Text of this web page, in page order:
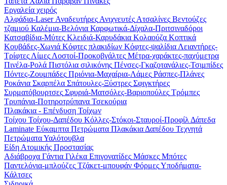
Εργαλεία χειρός
Αλφάδια-Laser Αναδευτήρες Ανιχνευτές Ατσαλίνες Βεντούζες
τζαμιού Καλέμια-Βελόνια Καρφωτικά-Δίχαλα-Πριτσιναδόροι
Κατσαβίδια-Μύτες Κλειδιά-Καρυδάκια Κολαούζα Κοπτικά
Κουβάδες-Χωνιά Κόφτες πλακιδίων Κόφτες-ψαλίδια Λειαντήρες-
Τρίφτες Λίμες Λοστοί-Προκοβγάλτες Μέτρα-χαράκτες-παχύμετρα
Πινέλα-Ρολά Πιστόλια σιλικόνης Πένσες-Γκαζοτανάλιες-Τσιμπίδες
Πόντες-Ζουμπάδες Πριόνια-Μαχαίρια-Λάμες Ράσπες-Πλάνες
Ροκάνια Σκαρπέλα Σπάτουλες-Ξύστρες Σφιγκτήρες
Συρματόβουρτσες Σφυριά-Ματσόλες-Βαριοπούλες Τρόμπες
Τρυπάνια-Ποτηροτρύπανα Τσεκούρια
Πλακάκια - Επένδυση Τοίχων
Τοίχου Τοίχου-Δαπέδου Κόλλες-Στόκοι-Σταυροί-Προφίλ Δάπεδα
Laminate Εύκαμπτα Πετρώματα Πλακάκια Δαπέδου Τεχνητά
ΠετρώματαΥαλότουβλα
Είδη Ατομικής Προστασίας
Αδιάβροχα Γάντια Γιλέκα Επιγονατίδες Μάσκες Μπότες
Παντελόνια-μπλούζες Τζάκετ-μπουφάν ΦόρμεςΥποδήματα-
Κάλτσες